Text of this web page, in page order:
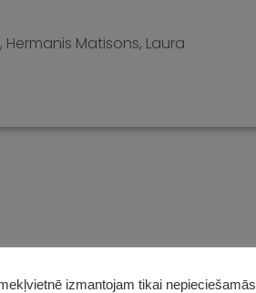
, Hermanis Matisons, Laura
izmantojam tikai nepieciešamās